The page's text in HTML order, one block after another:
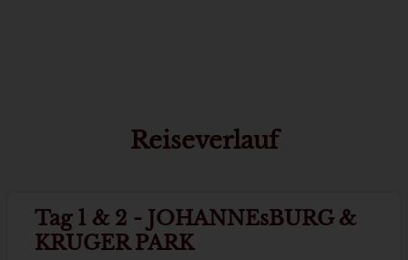
Reiseverlauf
Tag 1 & 2 - JOHANNEsBURG &
KRUGER PARK